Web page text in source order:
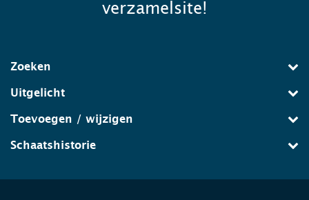
verzamelsite!
Zoeken
Uitgelicht
Toevoegen / wijzigen
Schaatshistorie